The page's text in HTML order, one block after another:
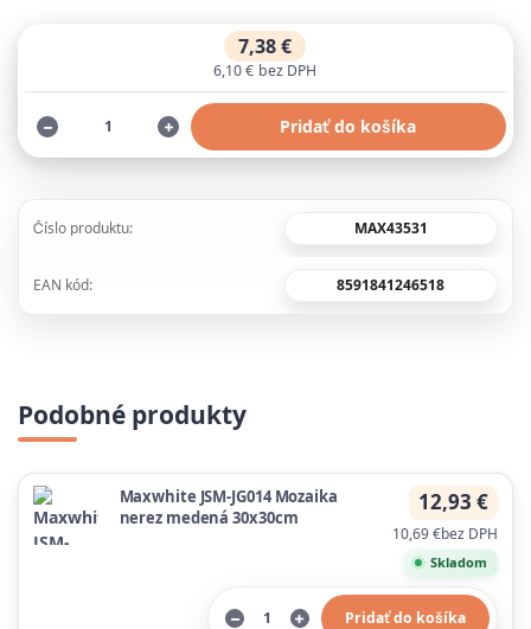
7,38 €
6,10 € bez DPH
Pridať do košíka
Číslo produktu: MAX43531
EAN kód: 8591841246518
Podobné produkty
Maxwhite JSM-JG014 Mozaika
nerez medená 30x30cm
12,93 €
10,69 €bez DPH
Skladom
Pridať do košíka